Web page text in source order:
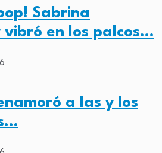
Sabrina
en los palcos…
a las y los